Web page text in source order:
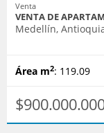
Venta
VENTA DE
Medellín,
Área m2: 119.09